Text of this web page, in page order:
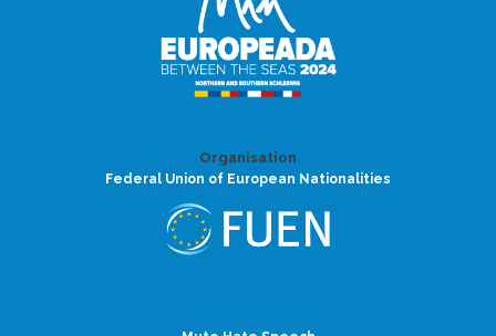
Organisation
Federal Union of European Nationalities